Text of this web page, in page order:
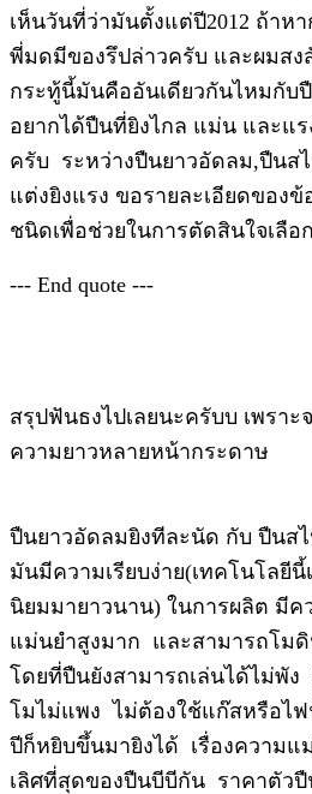
เห็นวันที่ว่ามันตั้งแต่ปี2012 ถ้าห
พี่มดมีของรึปล่าวครับ และผมสง
กระทู้นี้มันคืออันเดียวกันไหมกับ
อยากได้ปืนที่ยิงไกล แม่น และแ
ครับ ระหว่างปืนยาวอัดลม,ปืนส
แต่งยิงแรง ขอรายละเอียดของ
ชนิดเพื่อช่วยในการตัดสินใจเลื
--- End quote ---
สรุปฟันธงไปเลยนะครับบ เพรา
ความยาวหลายหน้ากระดาษ
ปืนยาวอัดลมยิงทีละนัด กับ ปืนสไ
มันมีความเรียบง่าย(เทคโนโลยี
นิยมมายาวนาน) ในการผลิต มี
แม่นยำสูงมาก และสามารถโม
โดยที่ปืนยังสามารถเล่นได้ไม่พั
โมไม่แพง ไม่ต้องใช้แก๊สหรือไฟ
ปีก็หยิบขึ้นมายิงได้ เรื่องความแ
เลิศที่สุดของปืนบีบีกัน ราคาตัว